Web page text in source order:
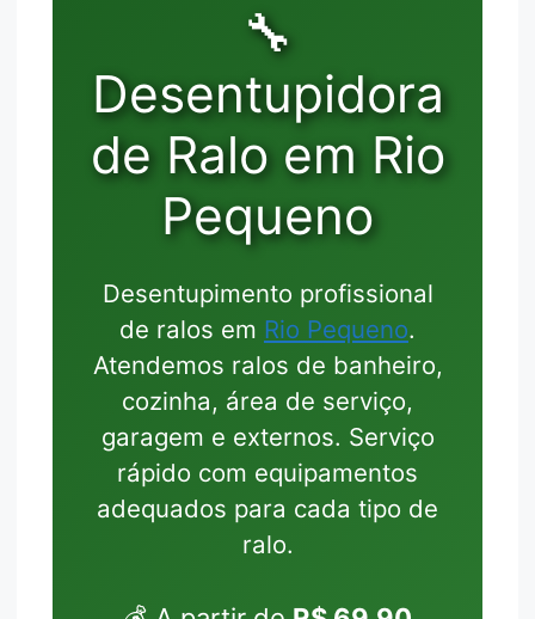
🔧
Desentupidora
de Ralo em Rio
Pequeno
Desentupimento profissional
de ralos em Rio Pequeno.
Atendemos ralos de banheiro,
cozinha, área de serviço,
garagem e externos. Serviço
rápido com equipamentos
adequados para cada tipo de
ralo.